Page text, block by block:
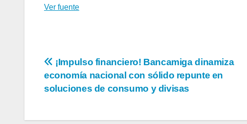
Ver fuente
Navegación
de
¡Impulso financiero! Bancamiga dinamiza
economía nacional con sólido repunte en
soluciones de consumo y divisas